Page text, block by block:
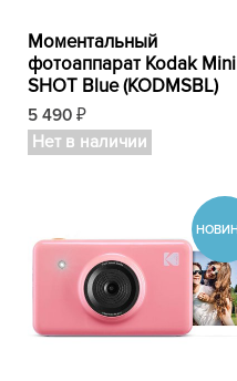
Моментальный
фотоаппарат Kodak Mini
SHOT Blue (KODMSBL)
5 490 ₽
Нет в наличии